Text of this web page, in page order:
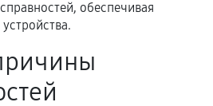
работ с датой, перечнем
обеспечивая